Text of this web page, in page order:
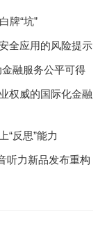
牌“坑”
全应用的风险提示
融服务公平可得
权威的国际化金融
“反思”能力
听力新品发布重构